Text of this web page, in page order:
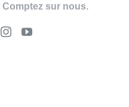
sur nous.